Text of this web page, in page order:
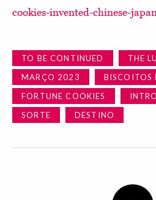
cookies-invented-chinese-
TO BE CONTINUED
THE
MARÇO 2023
BISCOITOS
FORTUNE COOKIES
INTRO
SORTE
DESTINO